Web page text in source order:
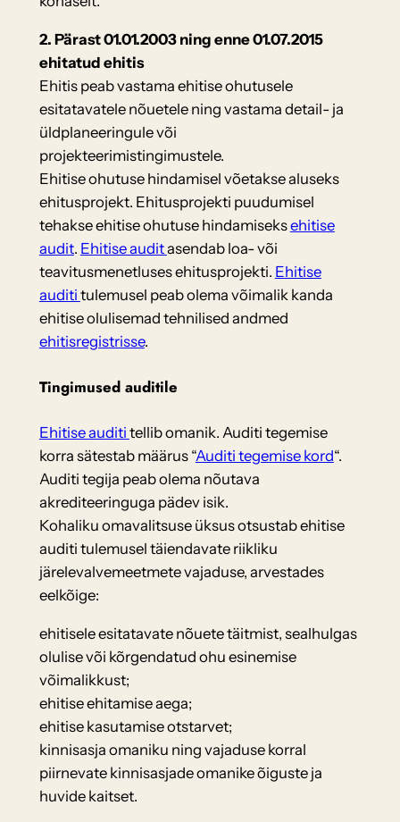
2. Pärast 01.01.2003 ning enne 01.07.2015
ehitatud ehitis
Ehitis peab vastama ehitise ohutusele
esitatavatele nõuetele ning vastama detail- ja
üldplaneeringule või
projekteerimistingimustele.
Ehitise ohutuse hindamisel võetakse aluseks
ehitusprojekt. Ehitusprojekti puudumisel
tehakse ehitise ohutuse hindamiseksehitise
audit. Ehitise auditasendab loa- või
teavitusmenetluses ehitusprojekti. Ehitise
auditi tulemusel peab olema võimalik kanda
ehitise olulisemad tehnilised andmed
ehitisregistrisse.
Tingimused auditile
Ehitise auditi tellib omanik. Auditi tegemise
korra sätestab määrus “Auditi tegemise kord“.
Auditi tegija peab olema nõutava
akrediteeringuga pädev isik.
Kohaliku omavalitsuse üksus otsustab ehitise
auditi tulemusel täiendavate riikliku
järelevalvemeetmete vajaduse, arvestades
eelkõige:
ehitisele esitatavate nõuete täitmist, sealhulgas
olulise või kõrgendatud ohu esinemise
võimalikkust;
ehitise ehitamise aega;
ehitise kasutamise otstarvet;
kinnisasja omaniku ning vajaduse korral
piirnevate kinnisasjade omanike õiguste ja
huvide kaitset.